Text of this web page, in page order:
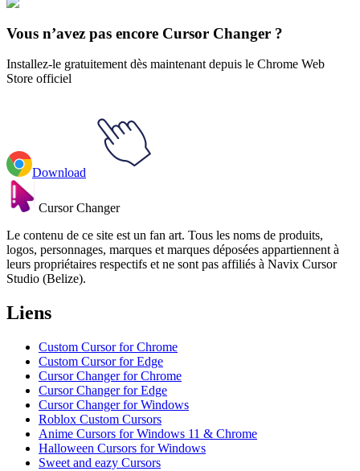
Vous n’avez pas encore Cursor Changer ?
Installez-le gratuitement dès maintenant depuis le Chrome Web
Store officiel
Download
Cursor Changer
Le contenu de ce site est un fan art. Tous les noms de produits,
logos, personnages, marques et marques déposées appartiennent à
leurs propriétaires respectifs et ne sont pas affiliés à Navix Cursor
Studio (Belize).
Liens
Custom Cursor for Chrome
Custom Cursor for Edge
Cursor Changer for Chrome
Cursor Changer for Edge
Cursor Changer for Windows
Roblox Custom Cursors
Anime Cursors for Windows 11 & Chrome
Halloween Cursors for Windows
Sweet and eazy Cursors